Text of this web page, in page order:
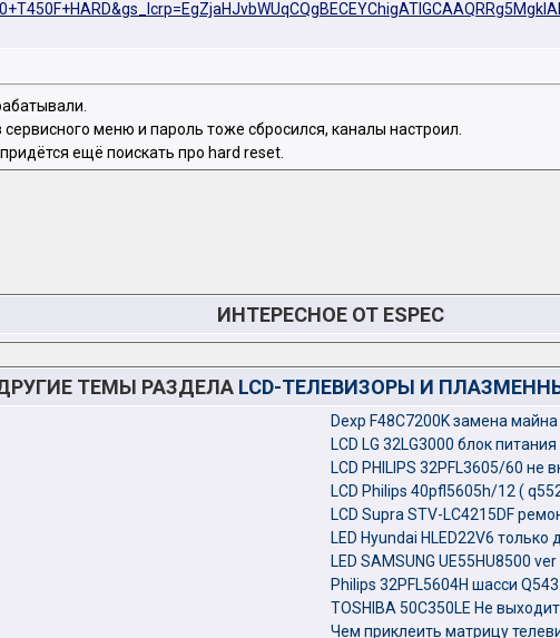
меню и пароль тоже сбросился, каналы настроил.
ещё поискать про hard reset.
ИНТЕРЕСНОЕ ОТ ESPEC
ТЕМЫ РАЗДЕЛА LCD-ТЕЛЕВИЗОРЫ И
Dexp F48C7200K замена
LCD LG 32LG3000 блок питания
LCD PHILIPS 32PFL3605/60 не
LCD Philips 40pfl5605h/12 (
LCD Supra STV-LC4215DF
LED Hyundai HLED22V6 только
LED SAMSUNG UE55HU8500
Philips 32PFL5604H шасси
TOSHIBA 50C350LE Не
Чем приклеить матрицу